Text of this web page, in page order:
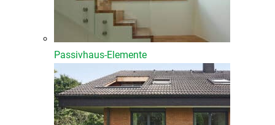
Passivhaus-Elemente